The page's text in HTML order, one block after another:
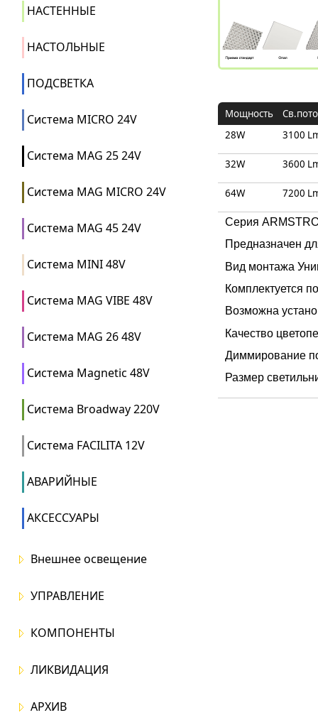
НАСТЕННЫЕ
НАСТОЛЬНЫЕ
ПОДСВЕТКА
Система MICRO 24V
Система MAG 25 24V
Система MAG MICRO 24V
Система MAG 45 24V
Система MINI 48V
Система MAG VIBE 48V
Система MAG 26 48V
Система Magnetic 48V
Система Broadway 220V
Система FACILITA 12V
АВАРИЙНЫЕ
АКСЕССУАРЫ
Внешнее освещение
УПРАВЛЕНИЕ
КОМПОНЕНТЫ
ЛИКВИДАЦИЯ
АРХИВ
Мощность
28W
3100
32W 3600
64W 7200
Серия
Предназначен
Вид монтажа
Комплектуется
Возможна
Качество
Диммирование
Размер